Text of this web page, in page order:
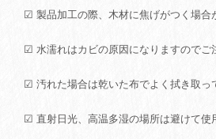
☑ 製品加工の際、木材に焦げがつく場合
☑ 水濡れはカビの原因になりますのでご
☑ 汚れた場合は乾いた布でよく拭き取っ
☑ 直射日光、高温多湿の場所は避けて使